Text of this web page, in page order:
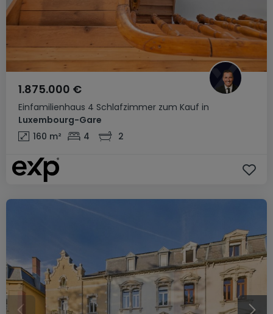
Einfamilienhaus 4 Schlafzimmer zum Kauf in
Luxembourg-Gare
1.875.000 €
160 m² 4 2